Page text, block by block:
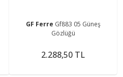
GF Ferre Gf883 05 Güneş
Gözlüğü
2.288,50 TL